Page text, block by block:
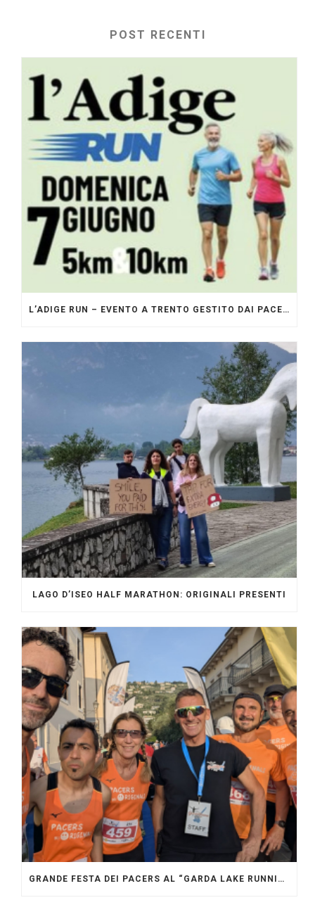
POST RECENTI
L’ADIGE RUN – EVENTO A TRENTO GESTITO DAI PACERS GLI ORIGINALI
LAGO D’ISEO HALF MARATHON: ORIGINALI PRESENTI
GRANDE FESTA DEI PACERS AL “GARDA LAKE RUNNING FESTIVAL”